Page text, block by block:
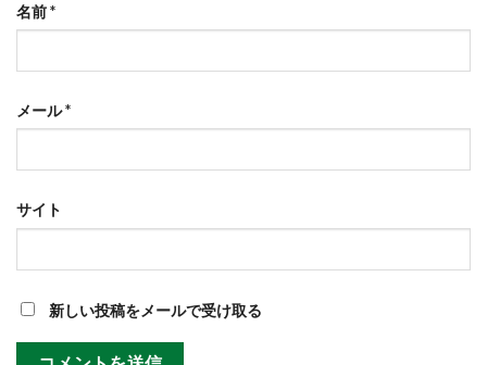
名前*
メール*
サイト
新しい投稿をメールで受け取る